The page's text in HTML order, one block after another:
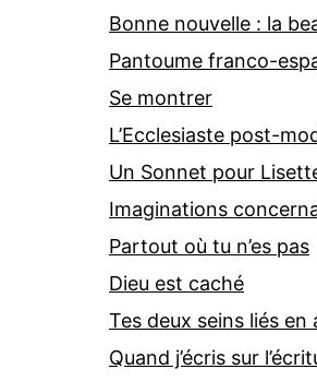
Bonne nouvelle : la
Pantoume franco-
Se montrer
L’Ecclesiaste post-
Un Sonnet pour
Imaginations
Partout où tu n’es pas
Dieu est caché
Tes deux seins liés en
Quand j’écris sur